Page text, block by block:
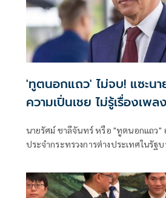
'ทูตนอกแถว' ไม่จบ! แซะน
ความเปิ่นเชย ไม่รู้เรื่องเพล
นายรัศม์ ชาลีจันทร์ หรือ "ทูตนอกแถว"
ประจำกระทรวงการต่างประเทศในรัฐ
ไม่ได้อะไร ไม่เป็นอะไรอย่างที่ว่า